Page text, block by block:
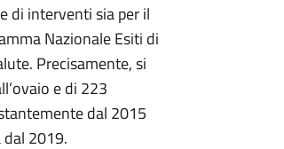
di interventi sia per il
Nazionale Esiti di
Precisamente, si
e di 223
dal 2015
dal 2019.